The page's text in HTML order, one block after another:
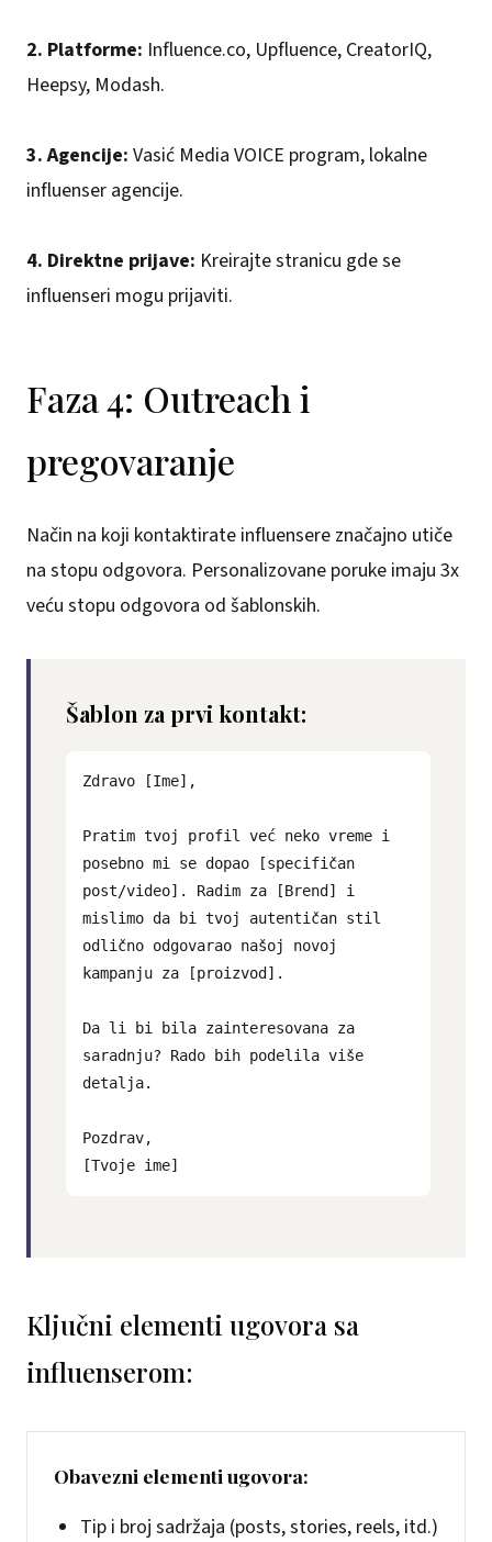
2. Platforme: Influence.co, Upfluence, CreatorIQ,
Heepsy, Modash.
3. Agencije: Vasić Media VOICE program, lokalne
influenser agencije.
4. Direktne prijave: Kreirajte stranicu gde se
influenseri mogu prijaviti.
Faza 4: Outreach i
pregovaranje
Način na koji kontaktirate influensere značajno utiče
na stopu odgovora. Personalizovane poruke imaju 3x
veću stopu odgovora od šablonskih.
Šablon za prvi kontakt:
Zdravo [Ime],
Pratim tvoj profil već neko vreme i
posebno mi se dopao [specifičan
post/video]. Radim za [Brend] i
mislimo da bi tvoj autentičan stil
odlično odgovarao našoj novoj
kampanju za [proizvod].
Da li bi bila zainteresovana za
saradnju? Rado bih podelila više
detalja.
Pozdrav,
[Tvoje ime]
Ključni elementi ugovora sa
influenserom:
Obavezni elementi ugovora:
Tip i broj sadržaja (posts, stories, reels, itd.)